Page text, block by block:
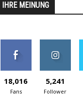
IHRE MEINUNG
18,016
Fans
5,241
Follower